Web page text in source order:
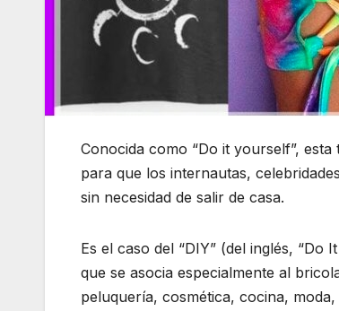
Conocida como “Do it yourself”,
para que los internautas,
sin necesidad de salir de casa.
Es el caso del “DIY” (del inglés, “Do
que se asocia especialmente al
peluquería, cosmética, cocina,